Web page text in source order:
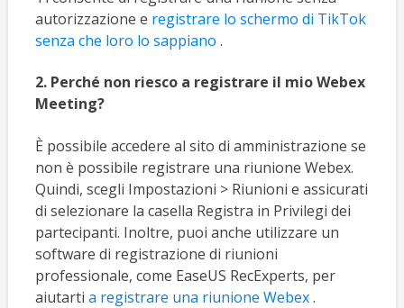
autorizzazione e registrare lo schermo di TikTok
senza che loro lo sappiano .
2. Perché non riesco a registrare il mio Webex
Meeting?
È possibile accedere al sito di amministrazione se
non è possibile registrare una riunione Webex.
Quindi, scegli Impostazioni > Riunioni e assicurati
di selezionare la casella Registra in Privilegi dei
partecipanti. Inoltre, puoi anche utilizzare un
software di registrazione di riunioni
professionale, come EaseUS RecExperts, per
aiutarti a registrare una riunione Webex.